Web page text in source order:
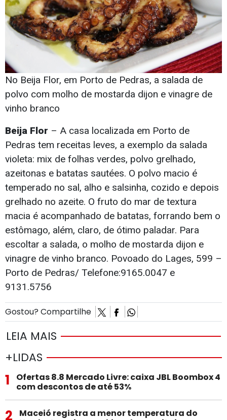
No Beija Flor, em Porto de Pedras, a salada de
polvo com molho de mostarda dijon e vinagre de
vinho branco
Beija Flor – A casa localizada em Porto de
Pedras tem receitas leves, a exemplo da salada
violeta: mix de folhas verdes, polvo grelhado,
azeitonas e batatas sautées. O polvo macio é
temperado no sal, alho e salsinha, cozido e depois
grelhado no azeite. O fruto do mar de textura
macia é acompanhado de batatas, forrando bem o
estômago, além, claro, de ótimo paladar. Para
escoltar a salada, o molho de mostarda dijon e
vinagre de vinho branco. Povoado do Lages, 599 –
Porto de Pedras/ Telefone:9165.0047 e
9131.5756
Gostou? Compartilhe
LEIA MAIS
+LIDAS
1
Ofertas 8.8 Mercado Livre: caixa JBL Boombox 4
com descontos de até 53%
2
Maceió registra a menor temperatura do